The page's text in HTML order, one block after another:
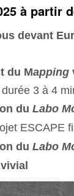
à partir
devant
du Mapping
3 à 4
duLabo
ESCAPE
duLabo